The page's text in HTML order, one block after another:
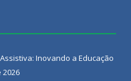
Inovando a Educação
2026